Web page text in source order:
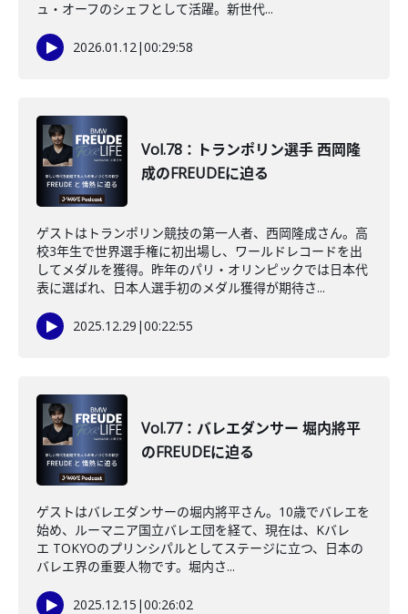
ュ・オーフのシェフとして活躍。新世代...
2026.01.12|00:29:58
Vol.78：トランポリン選手 西岡隆
成のFREUDEに迫る
ゲストはトランポリン競技の第一人者、西岡隆成さん。高
校3年生で世界選手権に初出場し、ワールドレコードを出
してメダルを獲得。昨年のパリ・オリンピックでは日本代
表に選ばれ、日本人選手初のメダル獲得が期待さ...
2025.12.29 |00:22:55
Vol.77：バレエダンサー 堀内將平
のFREUDEに迫る
ゲストはバレエダンサーの堀内將平さん。10歳でバレエを
始め、ルーマニア国立バレエ団を経て、現在は、Kバレ
エ TOKYOのプリンシパルとしてステージに立つ、日本の
バレエ界の重要人物です。堀内さ...
2025.12.15 |00:26:02